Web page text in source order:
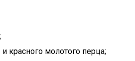
и красного молотого перца;